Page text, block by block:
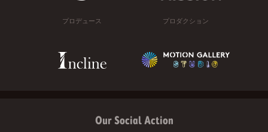
プロデュース プロダクション
Our Social Action